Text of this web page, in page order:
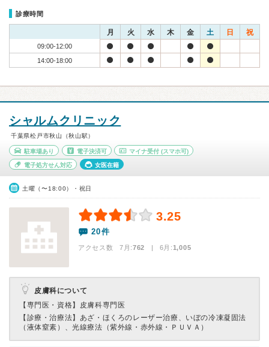
診療時間
月 火 水 木 金 土 日 祝
09:00-12:00
14:00-18:00
シャルムクリニック
千葉県松戸市秋山（秋山駅）
駐車場あり 電子決済可 マイナ受付 (スマホ可)
電子処方せん対応 女医在籍
土曜（〜18:00）・祝日
3.25
20件
アクセス数 7月:762 | 6月:1,005
皮膚科について
【専門医・資格】 皮膚科専門医
【診療・治療法】 あざ・ほくろのレーザー治療、いぼの冷凍凝固法
（液体窒素）、光線療法（紫外線・赤外線・ＰＵＶＡ）